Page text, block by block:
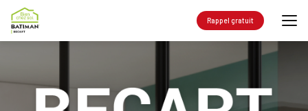
contenu
Rappel gratuit